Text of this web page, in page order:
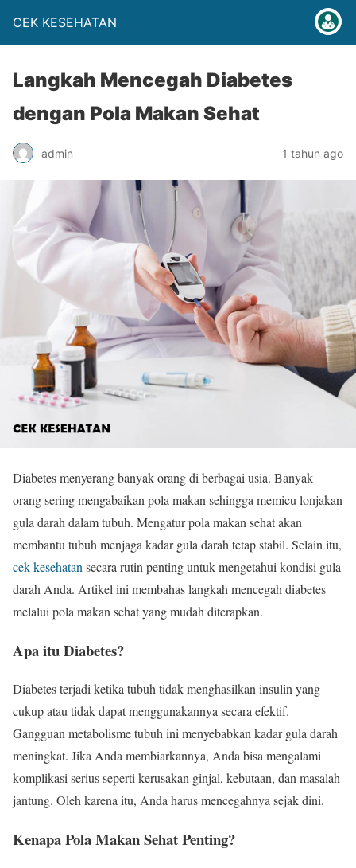
CEK KESEHATAN
Langkah Mencegah Diabetes
dengan Pola Makan Sehat
admin 1 tahun ago
Diabetes menyerang banyak orang di berbagai usia. Banyak
orang sering mengabaikan pola makan sehingga memicu lonjakan
gula darah dalam tubuh. Mengatur pola makan sehat akan
membantu tubuh menjaga kadar gula darah tetap stabil. Selain itu,
cek kesehatan secara rutin penting untuk mengetahui kondisi gula
darah Anda. Artikel ini membahas langkah mencegah diabetes
melalui pola makan sehat yang mudah diterapkan.
Apa itu Diabetes?
Diabetes terjadi ketika tubuh tidak menghasilkan insulin yang
cukup atau tidak dapat menggunakannya secara efektif.
Gangguan metabolisme tubuh ini menyebabkan kadar gula darah
meningkat. Jika Anda membiarkannya, Anda bisa mengalami
komplikasi serius seperti kerusakan ginjal, kebutaan, dan masalah
jantung. Oleh karena itu, Anda harus mencegahnya sejak dini.
Kenapa Pola Makan Sehat Penting?